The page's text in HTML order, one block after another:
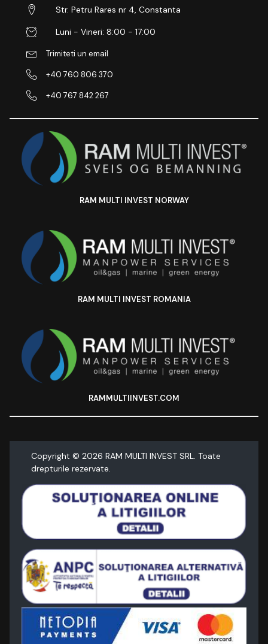
Str. Petru Rares nr 4, Constanta
Luni - Vineri: 8:00 - 17:00
Trimiteti un email
+40 760 806 370
+40 767 842 267
RAM MULTI INVEST NORWAY
RAM MULTI INVEST ROMANIA
RAMMULTIINVEST.COM
Copyright © 2026 RAM MULTI INVEST SRL. Toate
drepturile rezervate.